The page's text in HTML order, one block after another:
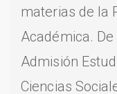
materias de la
Académica.
Admisión
Ciencias